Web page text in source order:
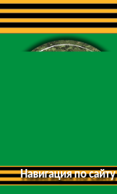
Навигация по сайту